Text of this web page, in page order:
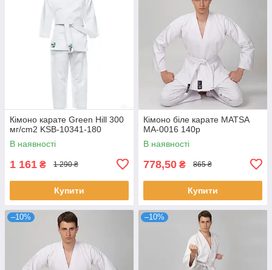
Кімоно карате Green Hill 300
мг/cm2 KSB-10341-180
В наявності
1 161 ₴ 1 290 ₴
Купити
Кімоно біле карате MATSA
MA-0016 140p
В наявності
778,50 ₴ 865 ₴
Купити
–10% –10%